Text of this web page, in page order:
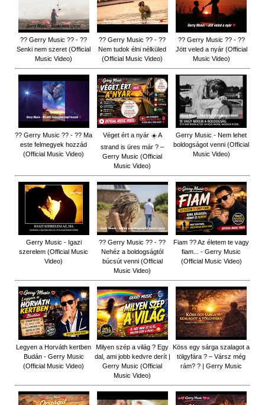
?? Gerry Music ?? - ??
Senki nem szeret (Official
Music Video)
?? Gerry Music ?? - ??
Nem tudok élni nélküled
(Official Music Video)
?? Gerry Music ?? - ??
Jött veled a nyár (Official
Music Video)
?? Gerry Music ?? - ?? Ma
este felmegyek hozzád
(Official Music Video)
Véget ért a nyár ☀️ A
strand is üres már ? –
Gerry Music (Official
Music Video)
Gerry Music - Nem lehet
boldogságot venni (Official
Music Video)
Gerry Music - Igazi
szerelem (Official Music
Video)
?? Gerry Music ?? - ??
Nehéz a boldogságtól
búcsút venni (Official
Music Video)
Fiam ?‍? Az életem te vagy
fiam... - Gerry Music
(Official Music Video)
Legyen a Horváth kertben
Budán - Gerry Music
(Official Music Video)
Milyen szép a világ ? Egy
dal, ami jobb kedvre derít |
Gerry Music (Official
Music Video)
Köss egy sárga szalagot a
tölgyfára ?️ – Vársz még
rám? ? | Gerry Music